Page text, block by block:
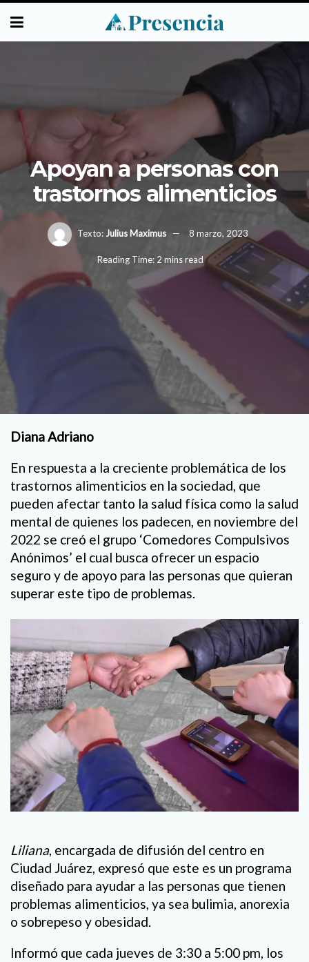
Apoyan a personas con
trastornos alimenticios
Texto: Julius Maximus 8 marzo, 2023
Reading Time: 2 mins read
Diana Adriano
En respuesta a la creciente problemática de los
trastornos alimenticios en la sociedad, que
pueden afectar tanto la salud física como la salud
mental de quienes los padecen, en noviembre del
2022 se creó el grupo ‘Comedores Compulsivos
Anónimos’ el cual busca ofrecer un espacio
seguro y de apoyo para las personas que quieran
superar este tipo de problemas.
Liliana, encargada de difusión del centro en
Ciudad Juárez, expresó que este es un programa
diseñado para ayudar a las personas que tienen
problemas alimenticios, ya sea bulimia, anorexia
o sobrepeso y obesidad.
Informó que cada jueves de 3:30 a 5:00 pm, los